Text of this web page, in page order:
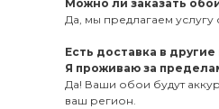
Можно ли заказать
Да, мы предлагаем
Есть доставка в другие
Я проживаю за
Да! Ваши обои будут
ваш регион.